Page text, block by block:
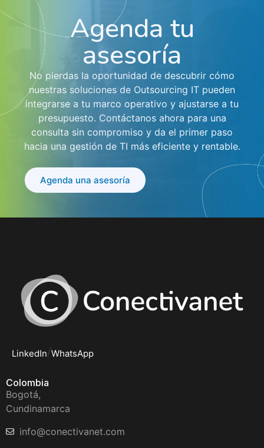
Agenda tu
asesoría
No pierdas la oportunidad de descubrir cómo
nuestras soluciones de Outsourcing IT pueden
integrarse a tu marco operativo y ajustarse a tu
presupuesto. Contáctanos ahora para una
consulta sin compromiso y da el primer paso
hacia una gestión de TI más eficiente y rentable.
Agenda una asesoría
LinkedIn/WhatsApp
Colombia
Bogotá,
Cundinamarca
info@conectivanet.com